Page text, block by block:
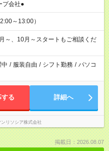
プ会社●
～13:00）
、10月～スタートもご相談くだ
/ 服装自由 / シフト勤務 / パソコ
する 詳細へ
ンリソシア株式会社
掲載日：2026.08.07